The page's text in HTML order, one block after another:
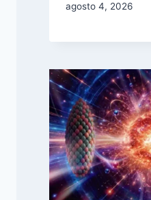
agosto 4, 2026